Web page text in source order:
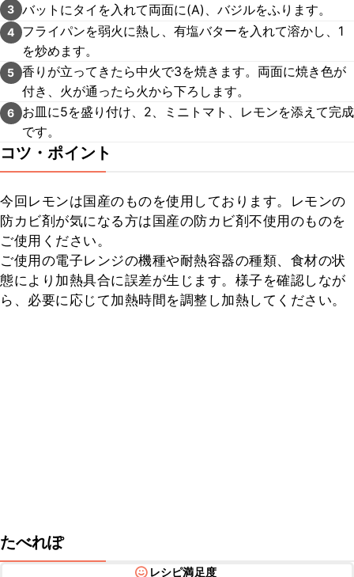
3 バットにタイを入れて両面に(A)、バジルをふります。
4
フライパンを弱火に熱し、有塩バターを入れて溶かし、1
を炒めます。
5 香りが立ってきたら中火で3を焼きます。両面に焼き色が
付き、火が通ったら火から下ろします。
6
お皿に5を盛り付け、2、ミニトマト、レモンを添えて完成
です。
コツ・ポイント
今回レモンは国産のものを使用しております。レモンの
防カビ剤が気になる方は国産の防カビ剤不使用のものを
ご使用ください。
ご使用の電子レンジの機種や耐熱容器の種類、食材の状
態により加熱具合に誤差が生じます。様子を確認しなが
ら、必要に応じて加熱時間を調整し加熱してください。
たべれぽ
レシピ満足度